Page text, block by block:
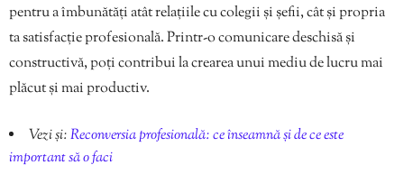
pentru a îmbunătăți atât relațiile cu colegii și șefii, cât și propria
ta satisfacție profesională. Printr-o comunicare deschisă și
constructivă, poți contribui la crearea unui mediu de lucru mai
plăcut și mai productiv.
Vezi și:Reconversia profesională: ce înseamnă și de ce este
important să o faci